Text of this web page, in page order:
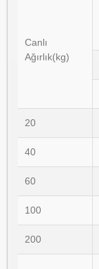
Canlı
Ağırlık(kg)
20
40
60
100
200